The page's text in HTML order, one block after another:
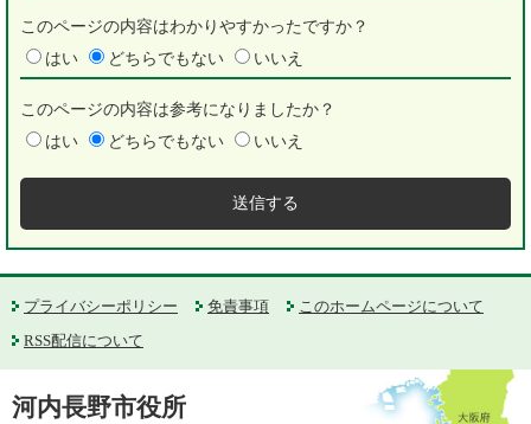
このページの内容はわかりやすかったですか？
はい
どちらでもない いいえ
このページの内容は参考になりましたか？
はい
どちらでもない いいえ
プライバシーポリシー 免責事項
このホームページについて
RSS配信について
河内長野市役所